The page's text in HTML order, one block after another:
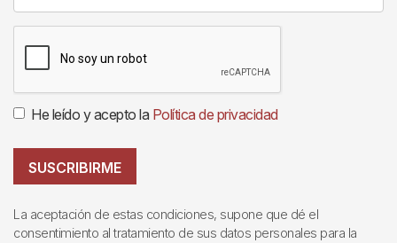
He leído y acepto la Política de privacidad
SUSCRIBIRME
La aceptación de estas condiciones, supone que dé el
consentimiento al tratamiento de sus datos personales para la